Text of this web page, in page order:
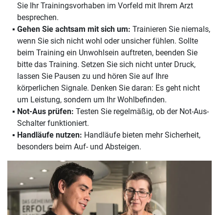
Sie Ihr Trainingsvorhaben im Vorfeld mit Ihrem Arzt
besprechen.
Gehen Sie achtsam mit sich um: Trainieren Sie niemals,
wenn Sie sich nicht wohl oder unsicher fühlen. Sollte
beim Training ein Unwohlsein auftreten, beenden Sie
bitte das Training. Setzen Sie sich nicht unter Druck,
lassen Sie Pausen zu und hören Sie auf Ihre
körperlichen Signale. Denken Sie daran: Es geht nicht
um Leistung, sondern um Ihr Wohlbefinden.
Not-Aus prüfen: Testen Sie regelmäßig, ob der Not-Aus-
Schalter funktioniert.
Handläufe nutzen: Handläufe bieten mehr Sicherheit,
besonders beim Auf- und Absteigen.